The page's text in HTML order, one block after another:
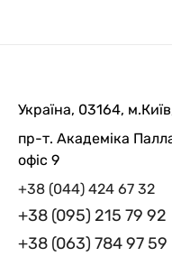
Україна, 03164,
пр-т. Академіка
офіс 9
+38 (044) 424 67 32
+38 (095) 215 79 92
+38 (063) 784 97 59